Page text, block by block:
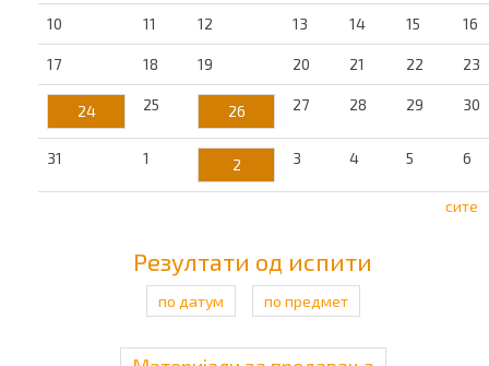
10 11 12 13 14 15 16
17 18 19 20 21 22 23
24 25 26 27 28 29 30
31 1 2 3 4 5 6
сите
Резултати од испити
по датум по предмет